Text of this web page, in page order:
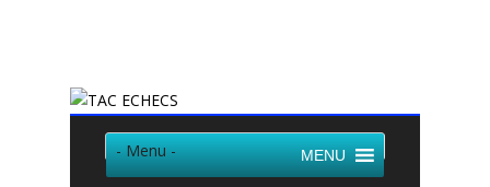
- Menu - MENU